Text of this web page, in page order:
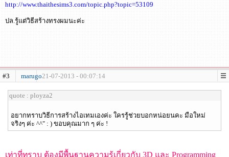
http://www.thaithesims3.com/topic.php?topic=53109
ปล.รู้แต่วิธีสร้างทรงผมนะค่ะ
#3 marugo21-07-2013 - 00:07:14
quote : ployza2
อยากทราบวิธีการสร้างไอเทมเองค่ะ ใครรู้ช่วยบอกหน่อยนคะ มือใหม่
จริงๆ ค่ะ ^^" : ) ขอบคุณมาก ๆ ค่ะ !
เท่าที่ทราบ ต้องมีพื้นฐานความรู้เกี่ยวกับ 3D และ Programming